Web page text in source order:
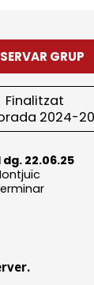
GRUP
Finalitzat
2024-
22.06.25